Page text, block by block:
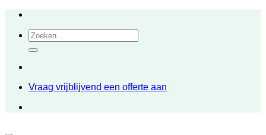
inhoudZoeken
naar:
Vraag vrijblijvend een offerte aan